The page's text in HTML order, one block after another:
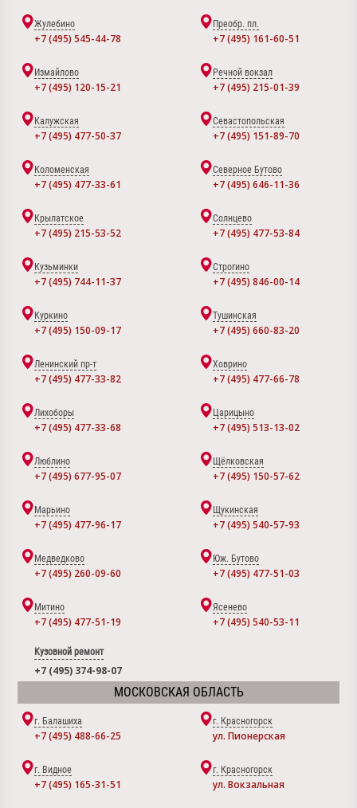
Жулебино
+7 (495) 545-44-78
Преобр. пл.
+7 (495) 161-60-51
Измайлово
+7 (495) 120-15-21
Речной вокзал
+7 (495) 215-01-39
Калужская
+7 (495) 477-50-37
Севастопольская
+7 (495) 151-89-70
Коломенская
+7 (495) 477-33-61
Северное Бутово
+7 (495) 646-11-36
Крылатское
+7 (495) 215-53-52
Солнцево
+7 (495) 477-53-84
Кузьминки
+7 (495) 744-11-37
Строгино
+7 (495) 846-00-14
Куркино
+7 (495) 150-09-17
Тушинская
+7 (495) 660-83-20
Ленинский пр-т
+7 (495) 477-33-82
Ховрино
+7 (495) 477-66-78
Лихоборы
+7 (495) 477-33-68
Царицыно
+7 (495) 513-13-02
Люблино
+7 (495) 677-95-07
Щёлковская
+7 (495) 150-57-62
Марьино
+7 (495) 477-96-17
Щукинская
+7 (495) 540-57-93
Медведково
+7 (495) 260-09-60
Юж. Бутово
+7 (495) 477-51-03
Митино
+7 (495) 477-51-19
Ясенево
+7 (495) 540-53-11
Кузовной ремонт
+7 (495) 374-98-07
МОСКОВСКАЯ ОБЛАСТЬ
г. Балашиха
+7 (495) 488-66-25
г. Красногорск
ул. Пионерская
г. Видное
+7 (495) 165-31-51
г. Красногорск
ул. Вокзальная